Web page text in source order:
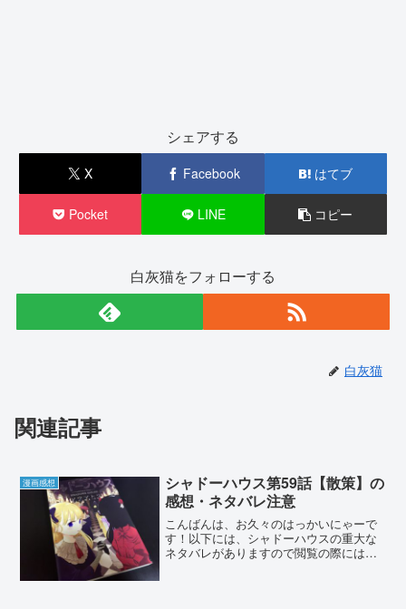
シェアする
X Facebook はてブ
Pocket LINE コピー
白灰猫をフォローする
白灰猫
関連記事
漫画感想
シャドーハウス第59話【散策】の
感想・ネタバレ注意
こんばんは、お久々のはっかいにゃーで
す！以下には、シャドーハウスの重大な
ネタバレがありますので閲覧の際にはお